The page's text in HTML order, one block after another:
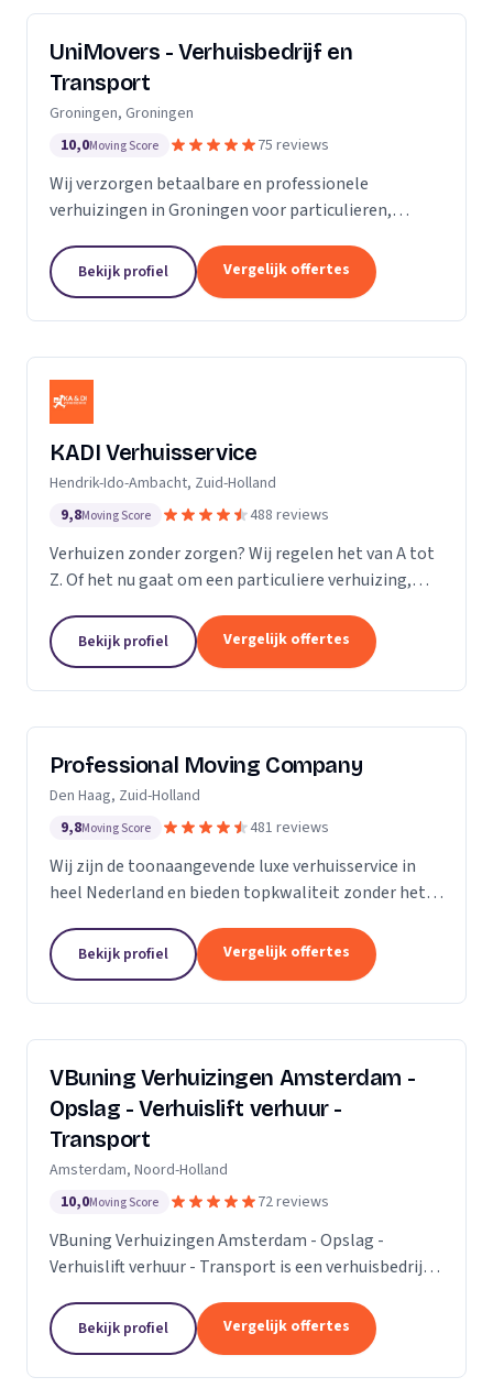
UniMovers - Verhuisbedrijf en
Transport
Groningen, Groningen
10,0Moving Score 75 reviews
Wij verzorgen betaalbare en professionele
verhuizingen in Groningen voor particulieren,
Bekijk profiel Vergelijk offertes
KADI Verhuisservice
Hendrik-Ido-Ambacht, Zuid-Holland
9,8Moving Score 488 reviews
Verhuizen zonder zorgen? Wij regelen het van A tot
Z. Of het nu gaat om een particuliere verhuizing,
snel, zorgvuldig en betrouwbaar. Van inpakken en
monteren tot transport en tijdelijke opslag — u
kunt op ons rekenen. Met onze professionele
Bekijk profiel Vergelijk offertes
Professional Moving Company
Den Haag, Zuid-Holland
9,8Moving Score 481 reviews
Wij zijn de toonaangevende luxe verhuisservice in
heel Nederland en bieden topkwaliteit zonder het
verhuisproces te transformeren in een naadloze en...
Bekijk profiel Vergelijk offertes
VBuning Verhuizingen Amsterdam -
Opslag - Verhuislift verhuur -
Transport
Amsterdam, Noord-Holland
10,0Moving Score 72 reviews
VBuning Verhuizingen Amsterdam - Opslag -
Verhuislift verhuur - Transport is een verhuisbedrijf
Bekijk profiel Vergelijk offertes